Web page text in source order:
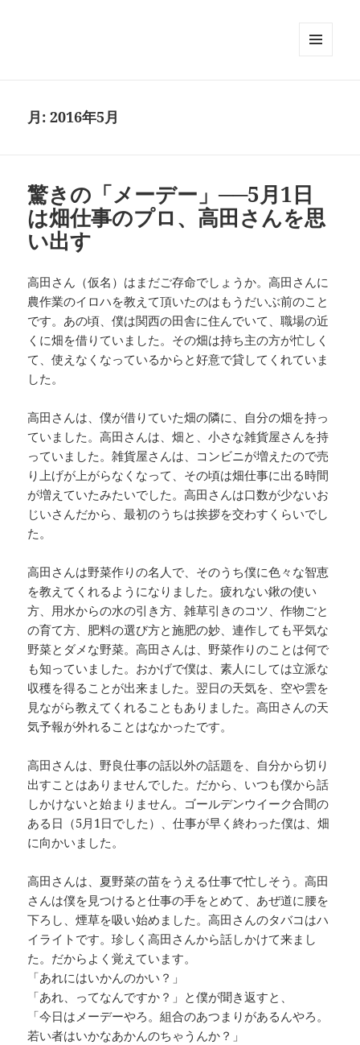
月:2016年5月
驚きの「メーデー」──5月1日
は畑仕事のプロ、高田さんを思
い出す
高田さん（仮名）はまだご存命でしょうか。高田さんに
農作業のイロハを教えて頂いたのはもうだいぶ前のこと
です。あの頃、僕は関西の田舎に住んでいて、職場の近
くに畑を借りていました。その畑は持ち主の方が忙しく
て、使えなくなっているからと好意で貸してくれていま
した。
高田さんは、僕が借りていた畑の隣に、自分の畑を持っ
ていました。高田さんは、畑と、小さな雑貨屋さんを持
っていました。雑貨屋さんは、コンビニが増えたので売
り上げが上がらなくなって、その頃は畑仕事に出る時間
が増えていたみたいでした。高田さんは口数が少ないお
じいさんだから、最初のうちは挨拶を交わすくらいでし
た。
高田さんは野菜作りの名人で、そのうち僕に色々な智恵
を教えてくれるようになりました。疲れない鍬の使い
方、用水からの水の引き方、雑草引きのコツ、作物ごと
の育て方、肥料の選び方と施肥の妙、連作しても平気な
野菜とダメな野菜。高田さんは、野菜作りのことは何で
も知っていました。おかげで僕は、素人にしては立派な
収穫を得ることが出来ました。翌日の天気を、空や雲を
見ながら教えてくれることもありました。高田さんの天
気予報が外れることはなかったです。
高田さんは、野良仕事の話以外の話題を、自分から切り
出すことはありませんでした。だから、いつも僕から話
しかけないと始まりません。ゴールデンウイーク合間の
ある日（5月1日でした）、仕事が早く終わった僕は、畑
に向かいました。
高田さんは、夏野菜の苗をうえる仕事で忙しそう。高田
さんは僕を見つけると仕事の手をとめて、あぜ道に腰を
下ろし、煙草を吸い始めました。高田さんのタバコはハ
イライトです。珍しく高田さんから話しかけて来まし
た。だからよく覚えています。
「あれにはいかんのかい？」
「あれ、ってなんですか？」と僕が聞き返すと、
「今日はメーデーやろ。組合のあつまりがあるんやろ。
若い者はいかなあかんのちゃうんか？」